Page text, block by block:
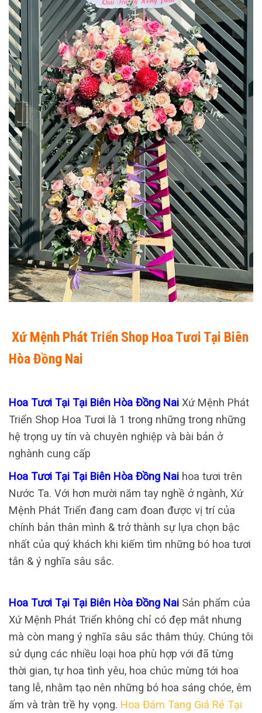
Xứ Mệnh Phát Triển Shop Hoa Tươi Tại Biên
Hòa Đồng Nai
Hoa Tươi Tại Tại Biên Hòa Đồng Nai Xứ Mệnh Phát
Triển Shop Hoa Tươi là 1 trong những trong những
hệ trọng uy tín và chuyên nghiệp và bài bản ở
nghành cung cấp
Hoa Tươi Tại Tại Biên Hòa Đồng Nai hoa tươi trên
Nước Ta. Với hơn mười năm tay nghề ở ngành, Xứ
Mệnh Phát Triển đang cam đoan được vị trí của
chính bản thân mình & trở thành sự lựa chọn bậc
nhất của quý khách khi kiếm tìm những bó hoa tươi
tắn & ý nghĩa sâu sắc.
Hoa Tươi Tại Tại Biên Hòa Đồng Nai Sản phẩm của
Xứ Mệnh Phát Triển không chỉ có đẹp mắt nhưng
mà còn mang ý nghĩa sâu sắc thâm thúy. Chúng tôi
sử dụng các nhiều loại hoa phù hợp với đã từng
thời gian, tự hoa tình yêu, hoa chúc mừng tới hoa
tang lễ, nhằm tạo nên những bó hoa sáng chóe, êm
ấm và tràn trề hy vọng. Hoa Đám Tang Giá Rẻ Tại